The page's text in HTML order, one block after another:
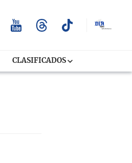
CLASIFICADOS